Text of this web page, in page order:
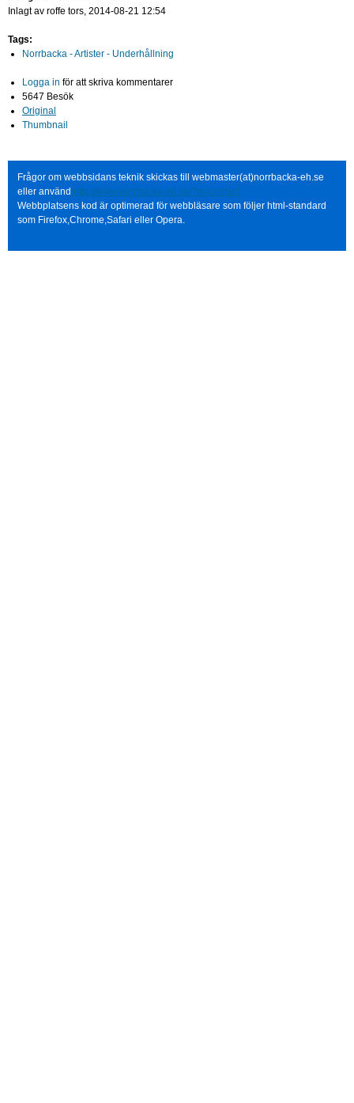
Inlagt av roffe tors, 2014-08-21 12:54
Tags:
Norrbacka - Artister - Underhållning
Logga in för att skriva kommentarer
5647 Besök
Original
Thumbnail
Frågor om webbsidans teknik skickas till webmaster(at)norrbacka-eh.se
eller använd http://www.norrbacka-eh.se/?q=contact
Webbplatsens kod är optimerad för webbläsare som följer html-standard
som Firefox,Chrome,Safari eller Opera.